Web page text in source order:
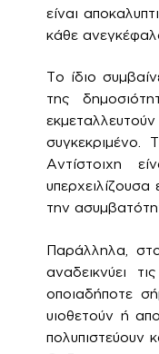
είναι
κάθε
Το ίδιο
της
Αντίστοιχη
την
Παράλληλα,
αναδεικνύει
οποιαδήποτε
υιοθετούν ή
πολυπιστεύουν